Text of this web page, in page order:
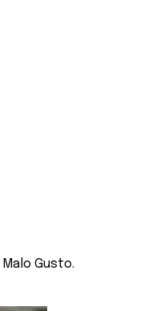
Gusto.